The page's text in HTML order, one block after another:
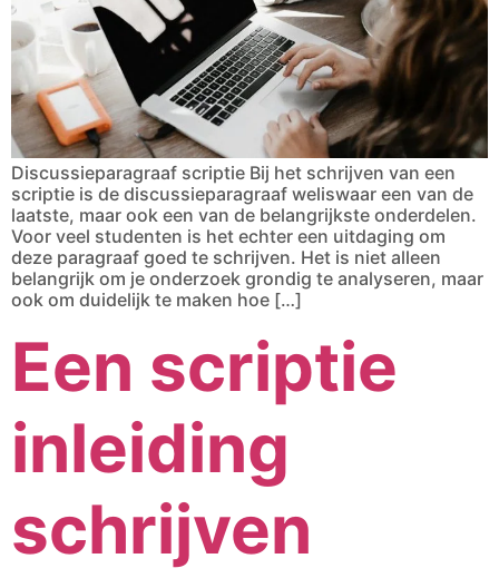
Discussieparagraaf scriptie Bij het schrijven van een
scriptie is de discussieparagraaf weliswaar een van de
laatste, maar ook een van de belangrijkste onderdelen.
Voor veel studenten is het echter een uitdaging om
deze paragraaf goed te schrijven. Het is niet alleen
belangrijk om je onderzoek grondig te analyseren, maar
ook om duidelijk te maken hoe […]
Een scriptie
inleiding
schrijven